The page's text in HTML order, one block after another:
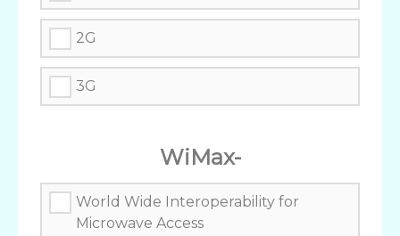
2G
3G
WiMax-
World Wide Interoperability for
Microwave Access